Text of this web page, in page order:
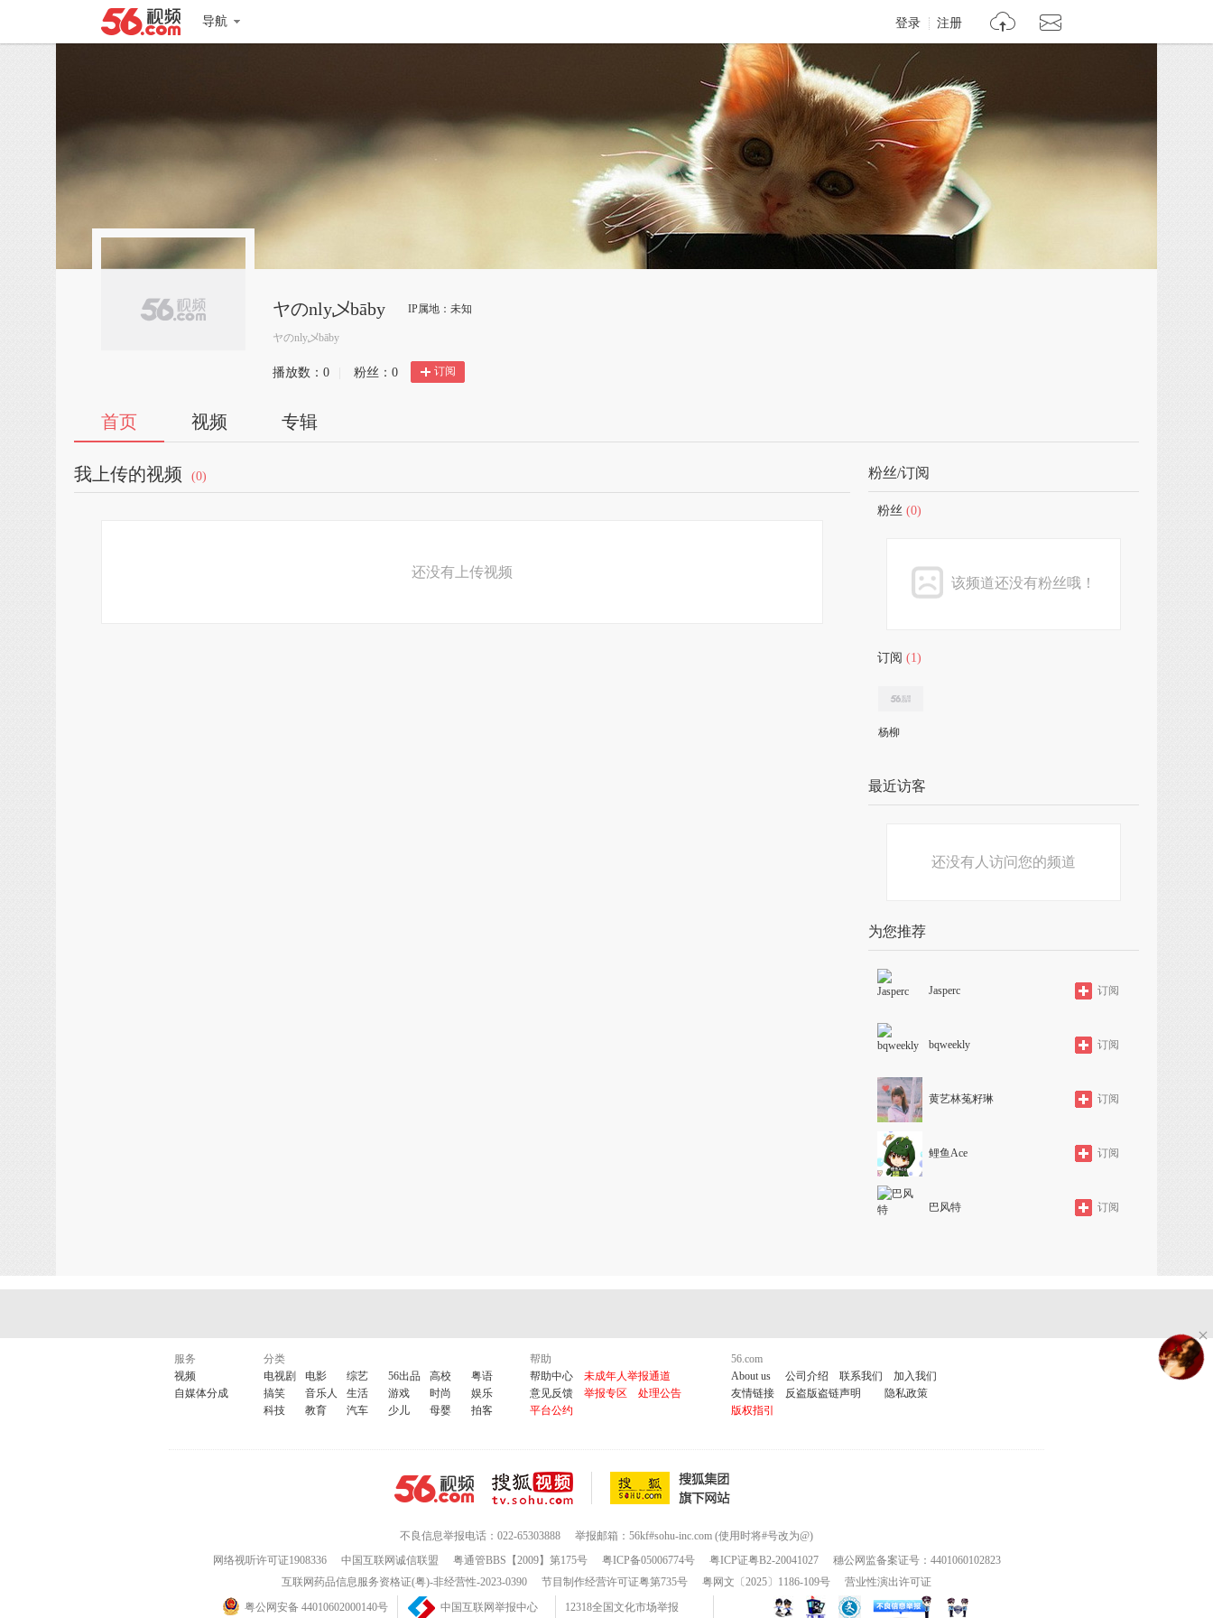
导航 登录 注册
ヤのnly乄bāby IP属地：未知
ヤのnly乄bāby
播放数： 0 粉丝： 0 订阅
首页 视频 专辑
我上传的视频 (0)
还没有上传视频
粉丝/订阅
粉丝 (0)
该频道还没有粉丝哦！
订阅 (1)
杨柳
最近访客
还没有人访问您的频道
为您推荐
Jasperc 订阅
bqweekly 订阅
黄艺林菟籽琳 订阅
鲤鱼Ace 订阅
巴风特 订阅
服务
视频
自媒体分成
分类
电视剧
电影 综艺 56出品 高校
粤语
搞笑
音乐人 生活 游戏 时尚
娱乐
科技
教育 汽车 少儿 母婴 拍客
帮助
帮助中心
未成年人举报通道
意见反馈
举报专区
处理公告
平台公约
56.com
About us
公司介绍 联系我们
加入我们
友情链接
反盗版盗链声明
隐私政策
版权指引
不良信息举报电话：022-65303888
举报邮箱：56kf#sohu-inc.com (使用时将#号改为@)
网络视听许可证1908336
中国互联网诚信联盟 粤通管BBS【2009】第175号 粤ICP备05006774号 粤ICP证粤B2-20041027
穗公网监备案证号：4401060102823
互联网药品信息服务资格证(粤)-非经营性-2023-0390
节目制作经营许可证粤第735号 粤网文〔2025〕1186-109号
营业性演出许可证
粤公网安备 44010602000140号
中国互联网举报中心 12318全国文化市场举报